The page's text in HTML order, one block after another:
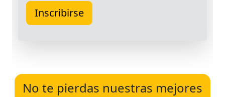
No te pierdas nuestras mejores